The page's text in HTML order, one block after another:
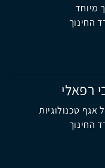
מיוחד
החינוך
רפאלי
אגף טכנולוגיות
החינוך